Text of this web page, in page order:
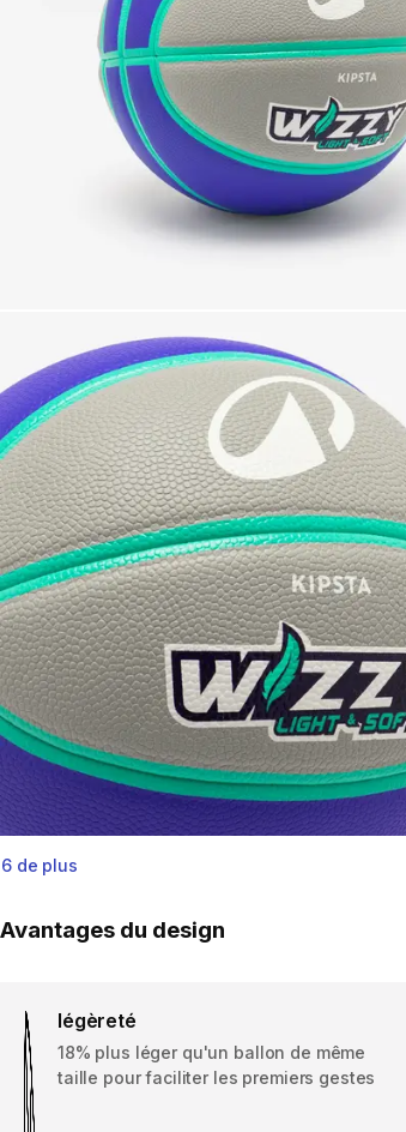
6 de plus
Avantages du design
légèreté
18% plus léger qu'un ballon de même
taille pour faciliter les premiers gestes